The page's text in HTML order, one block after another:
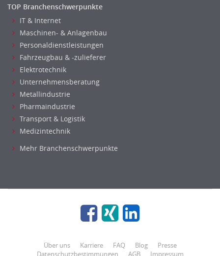
TOP Branchenschwerpunkte
IT & Internet
Maschinen- & Anlagenbau
Personaldienstleistungen
Fahrzeugbau & -zulieferer
Elektrotechnik
Unternehmensberatung
Metallindustrie
Pharmaindustrie
Transport & Logistik
Medizintechnik
Mehr Branchenschwerpunkte
Über uns Karriere FAQ Blog
Presse
Datenschutzbestimmungen
AGB Impressum